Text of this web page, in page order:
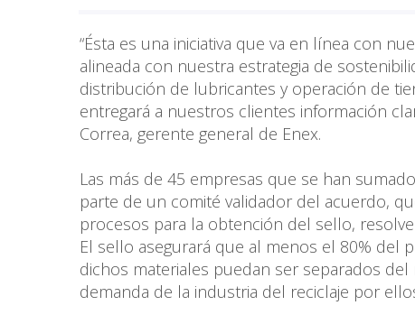
“Ésta es una iniciativa que va en línea con
alineada con nuestra estrategia de
distribución de lubricantes y operación de
entregará a nuestros clientes información
Correa, gerente general de Enex.
Las más de 45 empresas que se han
parte de un comité validador del acuerdo,
procesos para la obtención del sello,
El sello asegurará que al menos el 80% del
dichos materiales puedan ser separados
demanda de la industria del reciclaje por